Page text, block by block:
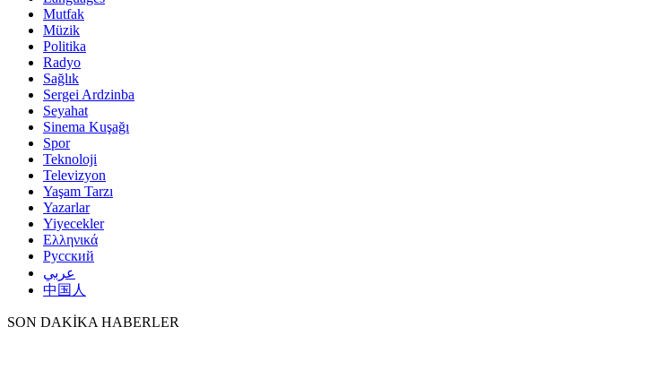
Mutfak
Müzik
Politika
Radyo
Sağlık
Sergei Ardzinba
Seyahat
Sinema Kuşağı
Spor
Teknoloji
Televizyon
Yaşam Tarzı
Yazarlar
Yiyecekler
Ελληνικά
Русский
عربي
中国人
SON DAKİKA HABERLER